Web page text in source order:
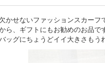
かせないファッションスカー
ら、ギフトにもお勧めのお品
ッグにちょうどイイ大きさもう